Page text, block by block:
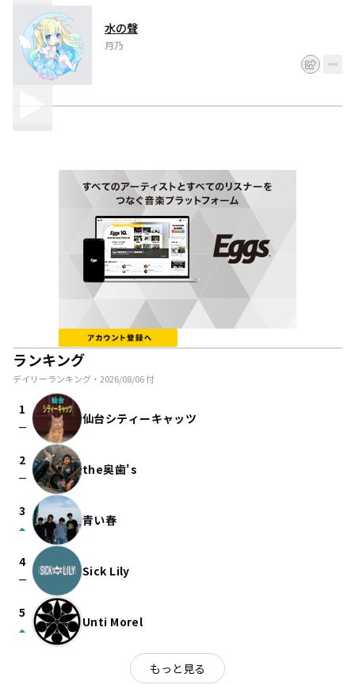
水の聲
月乃
ランキング
デイリーランキング・ 2026/08/06付
1
check_indeterminate_small 仙台シティーキャッツ
2
check_indeterminate_small the奥歯's
3
arrow_drop_up 青い春
4
check_indeterminate_small Sick Lily
5
arrow_drop_up Unti Morel
もっと見る